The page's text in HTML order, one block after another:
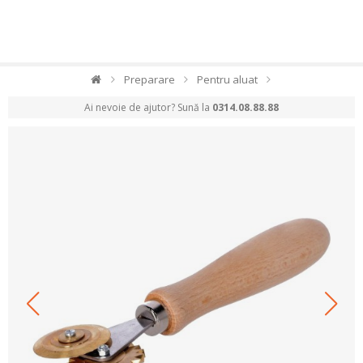
Preparare Pentru aluat
Ai nevoie de ajutor? Sună la 0314.08.88.88